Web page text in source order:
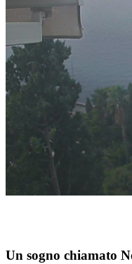
Un sogno chiamato